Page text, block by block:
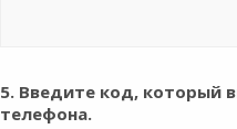
5. Введите код, который
телефона.